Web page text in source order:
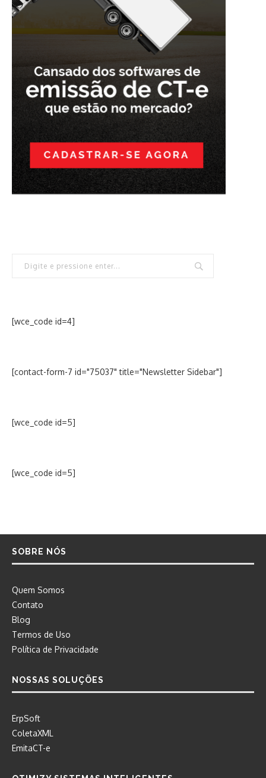
[wce_code id=4]
[contact-form-7 id="75037" title="Newsletter Sidebar"]
[wce_code id=5]
[wce_code id=5]
SOBRE NÓS
Quem Somos
Contato
Blog
Termos de Uso
Política de Privacidade
NOSSAS SOLUÇÕES
ErpSoft
ColetaXML
EmitaCT-e